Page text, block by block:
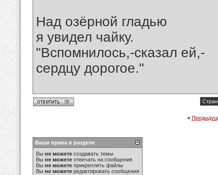
Над озёрной гладью
я увидел чайку.
"Вспомнилось,-сказал ей,-
сердцу дорогое."
«
Ваши права в разделе
Вы не можете создавать темы
Вы не можете отвечать на сообщения
Вы не можете прикреплять файлы
Вы не можете редактировать сообщения